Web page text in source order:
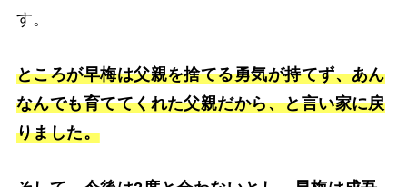
す。
ところが早梅は父親を捨てる勇気が持てず、あん
なんでも育ててくれた父親だから、と言い家に戻
りました。